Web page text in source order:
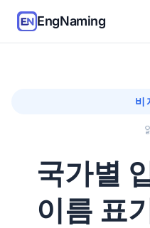
EngNaming
비
국가별
이름 표